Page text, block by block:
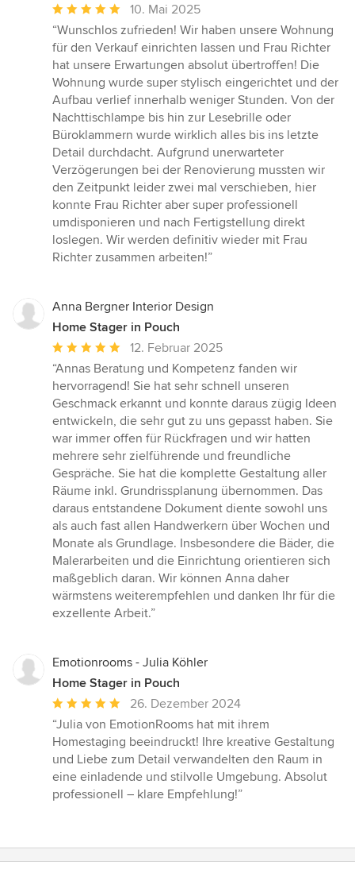
Durchschnittliche
Bewertung:
5
von
5
Sternen
10. Mai 2025
“Wunschlos zufrieden! Wir haben unsere Wohnung
für den Verkauf einrichten lassen und Frau Richter
hat unsere Erwartungen absolut übertroffen! Die
Wohnung wurde super stylisch eingerichtet und der
Aufbau verlief innerhalb weniger Stunden. Von der
Nachttischlampe bis hin zur Lesebrille oder
Büroklammern wurde wirklich alles bis ins letzte
Detail durchdacht. Aufgrund unerwarteter
Verzögerungen bei der Renovierung mussten wir
den Zeitpunkt leider zwei mal verschieben, hier
konnte Frau Richter aber super professionell
umdisponieren und nach Fertigstellung direkt
loslegen. Wir werden definitiv wieder mit Frau
Richter zusammen arbeiten!”
Anna Bergner Interior Design
Home Stager in Pouch
Durchschnittliche
Bewertung:
5
von
5
Sternen
12. Februar 2025
“Annas Beratung und Kompetenz fanden wir
hervorragend! Sie hat sehr schnell unseren
Geschmack erkannt und konnte daraus zügig Ideen
entwickeln, die sehr gut zu uns gepasst haben. Sie
war immer offen für Rückfragen und wir hatten
mehrere sehr zielführende und freundliche
Gespräche. Sie hat die komplette Gestaltung aller
Räume inkl. Grundrissplanung übernommen. Das
daraus entstandene Dokument diente sowohl uns
als auch fast allen Handwerkern über Wochen und
Monate als Grundlage. Insbesondere die Bäder, die
Malerarbeiten und die Einrichtung orientieren sich
maßgeblich daran. Wir können Anna daher
wärmstens weiterempfehlen und danken Ihr für die
exzellente Arbeit.”
Emotionrooms - Julia Köhler
Home Stager in Pouch
Durchschnittliche
Bewertung:
5
von
5
Sternen
26. Dezember 2024
“Julia von EmotionRooms hat mit ihrem
Homestaging beeindruckt! Ihre kreative Gestaltung
und Liebe zum Detail verwandelten den Raum in
eine einladende und stilvolle Umgebung. Absolut
professionell – klare Empfehlung!”